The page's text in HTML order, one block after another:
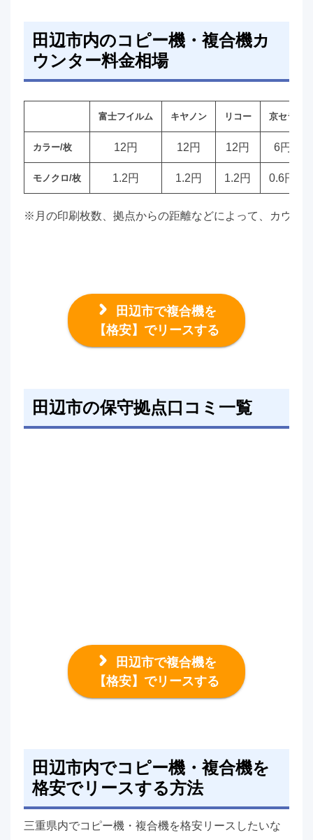
田辺市内のコピー機・複合機カ
ウンター料金相場
富士フイルム キヤノン リコー 京セラ
カラー/枚 12円 12円 12円 6円
モノクロ/枚 1.2円 1.2円 1.2円 0.6円
※月の印刷枚数、拠点からの距離などによって、カウン
田辺市で複合機を
【格安】でリースする
田辺市の保守拠点口コミ一覧
田辺市で複合機を
【格安】でリースする
田辺市内でコピー機・複合機を
格安でリースする方法
三重県内でコピー機・複合機を格安リースしたいな